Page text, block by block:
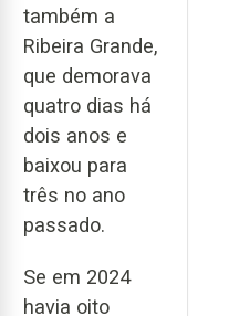
também a
Ribeira Grande,
que demorava
quatro dias há
dois anos e
baixou para
três no ano
passado.
Se em 2024
havia oito